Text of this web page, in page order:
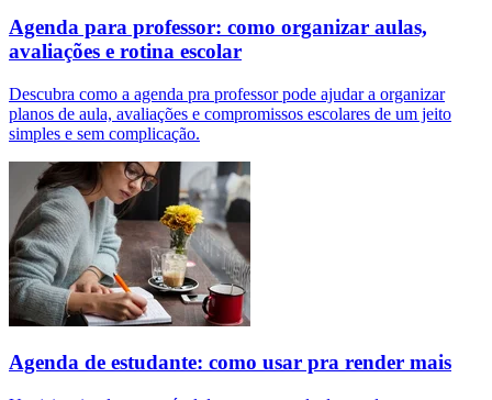
Agenda para professor: como organizar aulas,
avaliações e rotina escolar
Descubra como a agenda pra professor pode ajudar a organizar
planos de aula, avaliações e compromissos escolares de um jeito
simples e sem complicação.
Agenda de estudante: como usar pra render mais